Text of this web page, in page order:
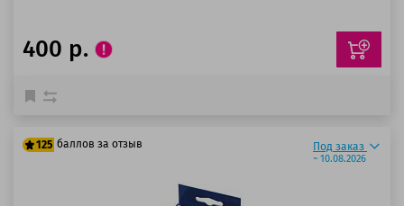
400 р.
125 баллов за отзыв Под заказ
~ 10.08.2026